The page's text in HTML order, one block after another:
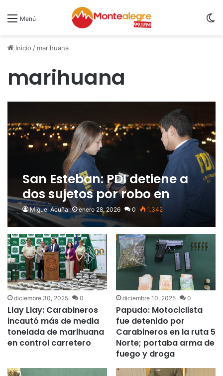
Menú
Inicio / marihuana
marihuana
San Esteban: PDI detiene a
dos sujetos por robo en
lugar habitado
Miguel Acuña enero 28, 2026 0 1.342
diciembre 30, 2025 0
Llay Llay: Carabineros
incautó más de media
tonelada de marihuana
en control carretero
diciembre 10, 2025 0
Papudo: Motociclista
fue detenido por
Carabineros en la ruta 5
Norte; portaba arma de
fuego y droga